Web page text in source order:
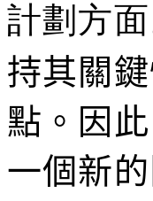
計劃方面
持其關
點。因
一個新